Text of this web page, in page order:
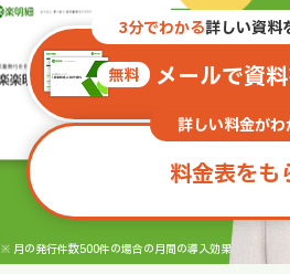
無料
3分でわかる詳しい資料
メールで資
詳しい料金がわ
料金表をも
※ 月の発行件数500件の場合の月間の導入効果（ラクス調